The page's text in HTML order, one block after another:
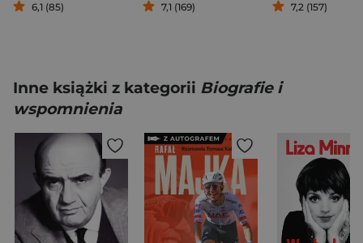
6,1 (85) 7,1 (169) 7,2 (157)
Inne książki z kategorii Biografie i
wspomnienia